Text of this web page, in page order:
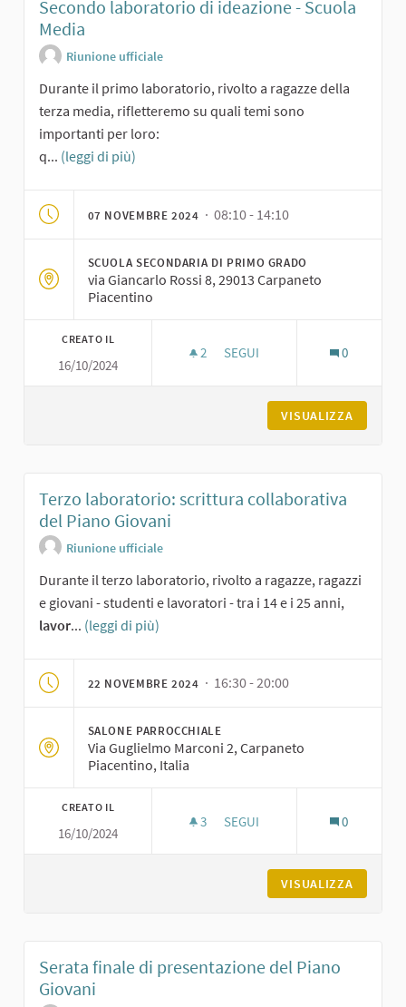
Secondo laboratorio di ideazione - Scuola
Media
Riunione ufficiale
Durante il primo laboratorio, rivolto a ragazze della
terza media, rifletteremo su quali temi sono
importanti per loro:
q... (leggi di più)
07 NOVEMBRE 2024 · 08:10 - 14:10
SCUOLA SECONDARIA DI PRIMO GRADO
via Giancarlo Rossi 8, 29013 Carpaneto
Piacentino
CREATO IL
16/10/2024
2 2 SOSTENITORI
SEGUI 0
VISUALIZZA
Terzo laboratorio: scrittura collaborativa
del Piano Giovani
Riunione ufficiale
Durante il terzo laboratorio, rivolto a ragazze, ragazzi
e giovani - studenti e lavoratori - tra i 14 e i 25 anni,
lavor... (leggi di più)
22 NOVEMBRE 2024 · 16:30 - 20:00
SALONE PARROCCHIALE
Via Guglielmo Marconi 2, Carpaneto
Piacentino, Italia
CREATO IL
16/10/2024
3 3 SOSTENITORI
SEGUI 0
VISUALIZZA
Serata finale di presentazione del Piano
Giovani